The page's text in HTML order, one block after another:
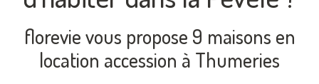
florevie vous propose 9 maisons en
location accession à Thumeries